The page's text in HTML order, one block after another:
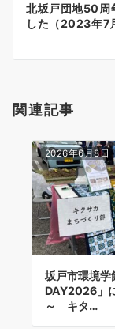
ョ
北坂戸団地50周
した（2023年7
関連記事
2026年6月8日
坂戸市環境学
DAY2026」
～ キタ…